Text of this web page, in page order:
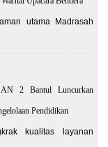
utama Madrasah
2 Bantul Luncurkan
Pendidikan
kualitas layanan